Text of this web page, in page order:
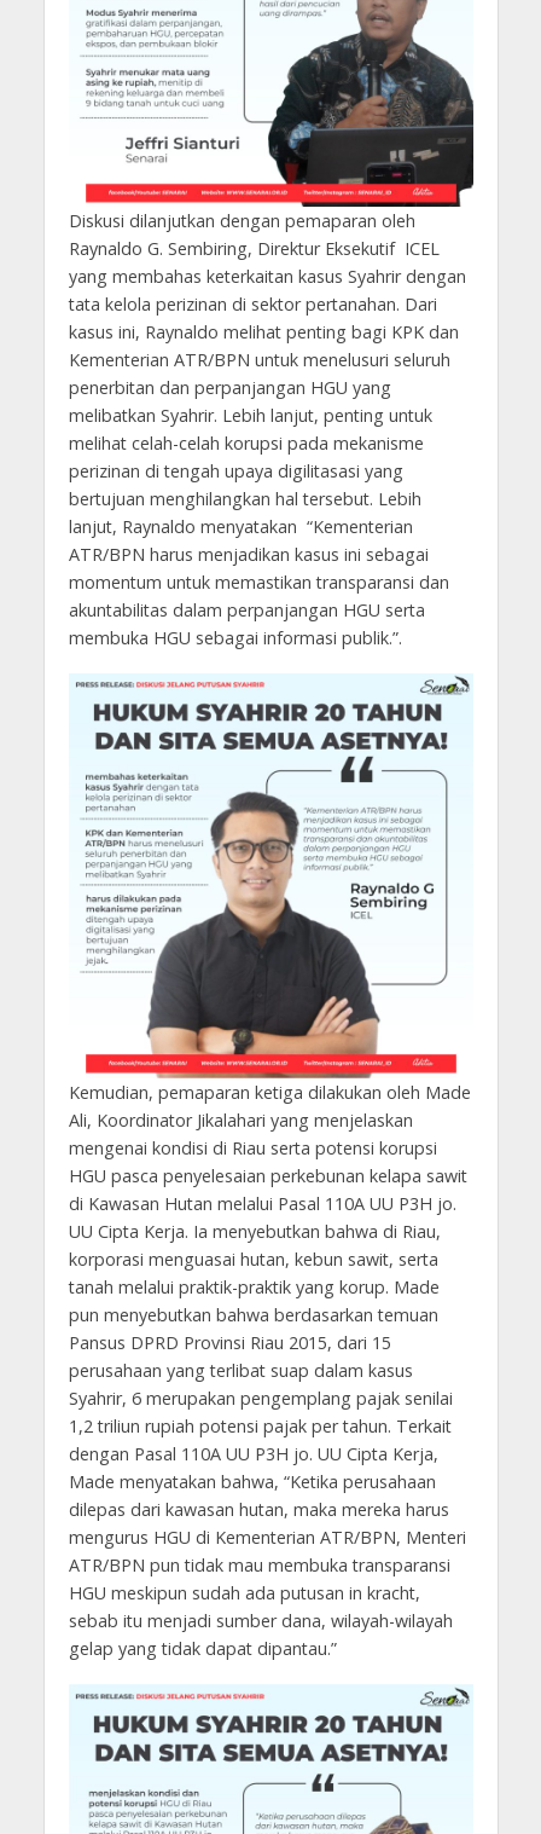
Diskusi dilanjutkan dengan pemaparan oleh
Raynaldo G. Sembiring, Direktur Eksekutif ICEL
yang membahas keterkaitan kasus Syahrir dengan
tata kelola perizinan di sektor pertanahan. Dari
kasus ini, Raynaldo melihat penting bagi KPK dan
Kementerian ATR/BPN untuk menelusuri seluruh
penerbitan dan perpanjangan HGU yang
melibatkan Syahrir. Lebih lanjut, penting untuk
melihat celah-celah korupsi pada mekanisme
perizinan di tengah upaya digilitasasi yang
bertujuan menghilangkan hal tersebut. Lebih
lanjut, Raynaldo menyatakan “Kementerian
ATR/BPN harus menjadikan kasus ini sebagai
momentum untuk memastikan transparansi dan
akuntabilitas dalam perpanjangan HGU serta
membuka HGU sebagai informasi publik.”.
Kemudian, pemaparan ketiga dilakukan oleh Made
Ali, Koordinator Jikalahari yang menjelaskan
mengenai kondisi di Riau serta potensi korupsi
HGU pasca penyelesaian perkebunan kelapa sawit
di Kawasan Hutan melalui Pasal 110A UU P3H jo.
UU Cipta Kerja. Ia menyebutkan bahwa di Riau,
korporasi menguasai hutan, kebun sawit, serta
tanah melalui praktik-praktik yang korup. Made
pun menyebutkan bahwa berdasarkan temuan
Pansus DPRD Provinsi Riau 2015, dari 15
perusahaan yang terlibat suap dalam kasus
Syahrir, 6 merupakan pengemplang pajak senilai
1,2 triliun rupiah potensi pajak per tahun. Terkait
dengan Pasal 110A UU P3H jo. UU Cipta Kerja,
Made menyatakan bahwa, “Ketika perusahaan
dilepas dari kawasan hutan, maka mereka harus
mengurus HGU di Kementerian ATR/BPN, Menteri
ATR/BPN pun tidak mau membuka transparansi
HGU meskipun sudah ada putusan in kracht,
sebab itu menjadi sumber dana, wilayah-wilayah
gelap yang tidak dapat dipantau.”